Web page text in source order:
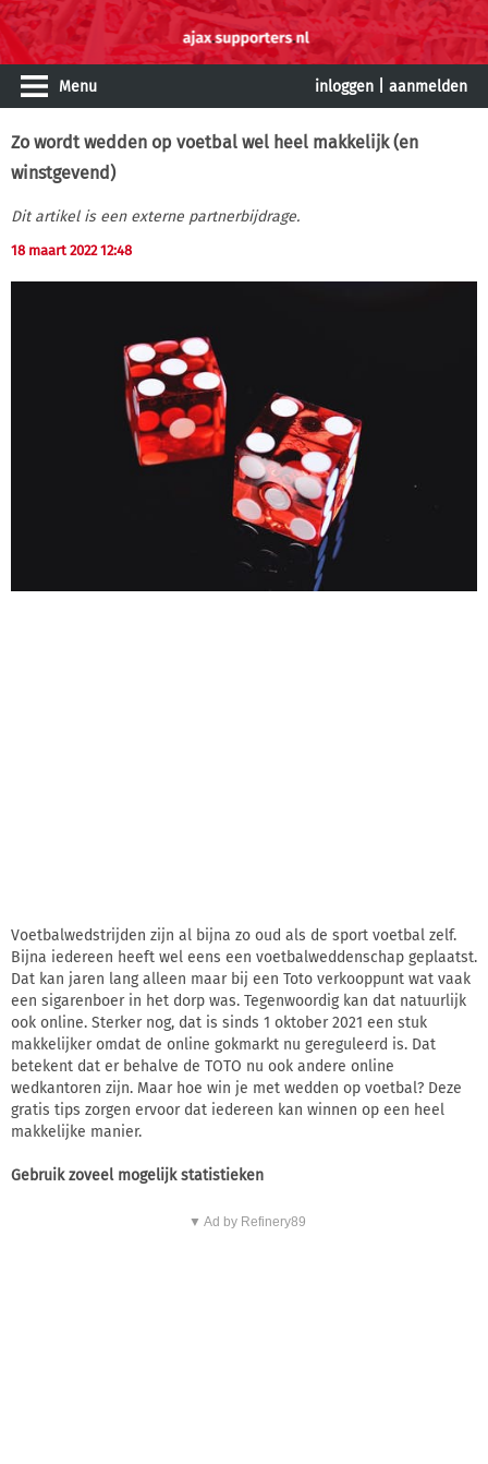
Menu inloggen aanmelden
Zo wordt wedden op voetbal wel heel makkelijk (en
winstgevend)
Dit artikel is een externe partnerbijdrage.
18 maart 2022 12:48
Voetbalwedstrijden zijn al bijna zo oud als de sport voetbal zelf.
Bijna iedereen heeft wel eens een voetbalweddenschap geplaatst.
Dat kan jaren lang alleen maar bij een Toto verkooppunt wat vaak
een sigarenboer in het dorp was. Tegenwoordig kan dat natuurlijk
ook online. Sterker nog, dat is sinds 1 oktober 2021 een stuk
makkelijker omdat de online gokmarkt nu gereguleerd is. Dat
betekent dat er behalve de TOTO nu ook andere online
wedkantoren zijn. Maar hoe win je met wedden op voetbal? Deze
gratis tips zorgen ervoor dat iedereen kan winnen op een heel
makkelijke manier.
Gebruik zoveel mogelijk statistieken
▼ Ad by Refinery89